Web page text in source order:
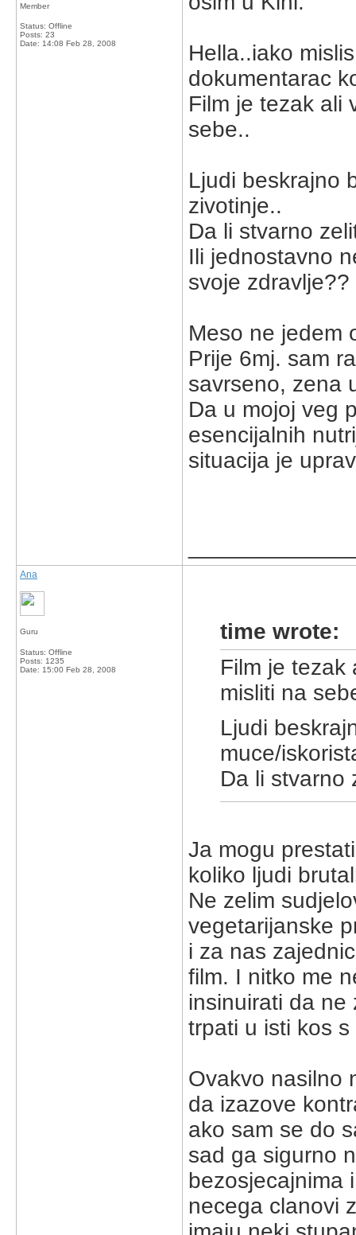
Member
Status: Offline
Posts: 23
Date: 14:08 Feb 28, 2008
Hella..iako
dokumentarac
Film je tezak ali
sebe..
Ljudi beskrajno
zivotinje..
Da li stvarno
Ili jednostavno
svoje zdravlje??
Meso ne jedem
Prije 6mj. sam
savrseno, zena
Da u mojoj veg
esencijalnih
situacija je
Ana
Guru
Status: Offline
Posts: 1235
Date: 15:00 Feb 28, 2008
time wrote:
Film je tezak
misliti na
Ljudi
muce/
Da li stvarno
Ja mogu
koliko ljudi
Ne zelim
vegetarijanske
i za nas
film. I nitko me
insinuirati da ne
trpati u isti kos
Ovakvo nasilno
da izazove
ako sam se do
sad ga sigurno
bezosjecajnima
necega clanovi